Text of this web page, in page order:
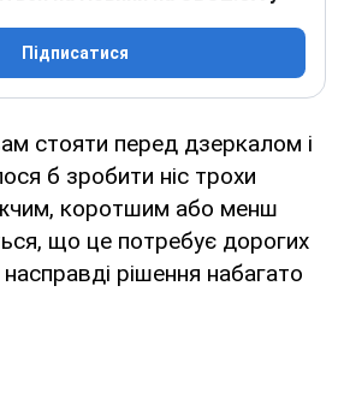
Підписатися
стояти перед дзеркалом і
б зробити ніс трохи
коротшим або менш
що це потребує дорогих
рішення набагато